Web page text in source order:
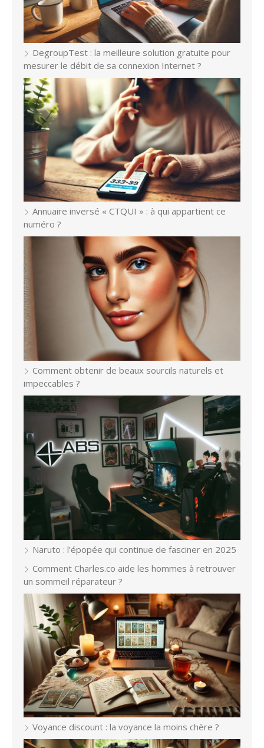
DegroupTest : la meilleure solution gratuite pour
mesurer le débit de sa connexion Internet ?
Annuaire inversé « CTQUI » : à qui appartient ce
numéro ?
Comment obtenir de beaux sourcils naturels et
impeccables ?
Naruto : l’épopée qui continue de fasciner en 2025
Comment Charles.co aide les hommes à retrouver
un sommeil réparateur ?
Voyance discount : la voyance la moins chère ?